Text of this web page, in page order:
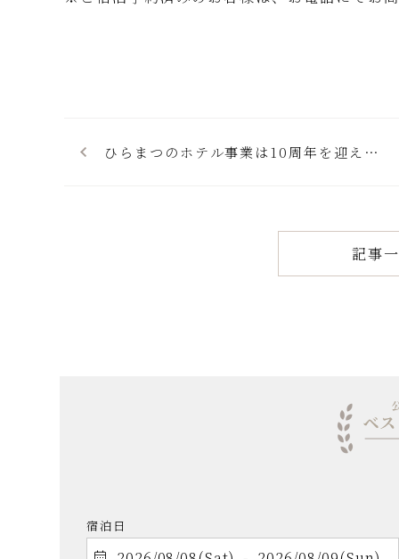
ひらまつのホテル事業は10周年を迎えま
記事
宿泊日